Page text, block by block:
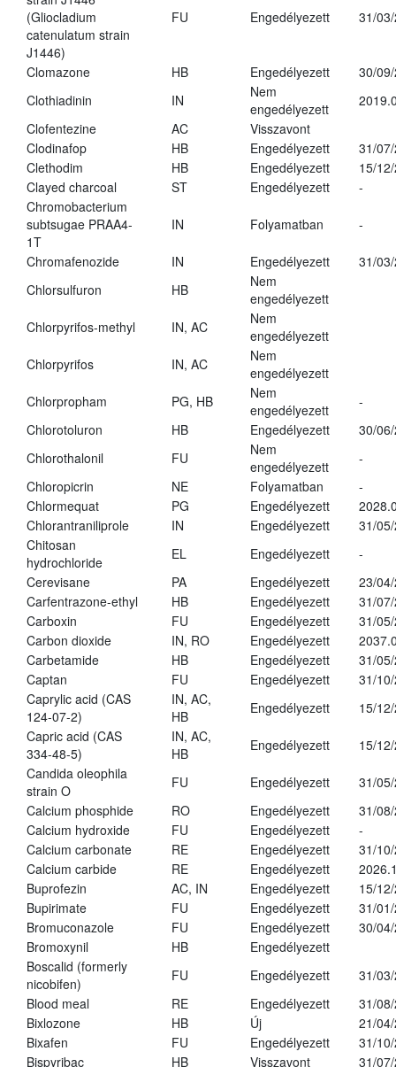
(Gliocladium
catenulatum strain
J1446)
FU Engedélyezett 31/
Clomazone HB Engedélyezett
30/
Clothiadinin
IN
Nem
engedélyezett
Clofentezine
AC
Visszavont
Clodinafop
HB Engedélyezett
31/
Clethodim
HB Engedélyezett
15/
Clayed charcoal
ST Engedélyezett
-
Chromobacterium
subtsugae PRAA4-
1T
IN Folyamatban -
Chromafenozide IN Engedélyezett
31/
Chlorsulfuron
HB
Nem
engedélyezett
Chlorpyrifos-methyl
IN, AC
Nem
engedélyezett
Chlorpyrifos
IN, AC
Nem
engedélyezett
Chlorpropham
PG, HB
Nem
engedélyezett
-
Chlorotoluron
HB Engedélyezett
30/
Chlorothalonil
FU
Nem
engedélyezett
-
Chloropicrin
NE Folyamatban
-
Chlormequat
PG Engedélyezett
Chlorantraniliprole
IN Engedélyezett
31/
Chitosan
hydrochloride
EL Engedélyezett
-
Cerevisane
PA Engedélyezett
23/
Carfentrazone-ethyl
HB Engedélyezett
31/
Carboxin
FU Engedélyezett
31/
Carbon dioxide
IN, RO Engedélyezett
Carbetamide
HB Engedélyezett
31/
Captan
FU Engedélyezett
31/
Caprylic acid (CAS
124-07-2)
IN, AC,
HB
Engedélyezett
15/
Capric acid (CAS
334-48-5)
IN, AC,
HB
Engedélyezett
15/
Candida oleophila
strain O
FU Engedélyezett
31/
Calcium phosphide
RO Engedélyezett
31/
Calcium hydroxide
FU Engedélyezett
-
Calcium carbonate
RE Engedélyezett
31/
Calcium carbide
RE Engedélyezett
Buprofezin
AC, IN Engedélyezett
15/
Bupirimate
FU Engedélyezett
31/
Bromuconazole
FU Engedélyezett
30/
Bromoxynil
HB
Engedélyezett
Boscalid (formerly
nicobifen)
FU Engedélyezett
31/
Blood meal
RE Engedélyezett
31/
Bixlozone
HB Új
21/
Bixafen
FU Engedélyezett
31/
Bispyribac
HB Visszavont 31/